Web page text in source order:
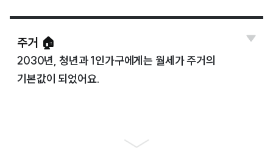
주거 🏠
2030년, 청년과 1인가구에게는 월세가 주거의
기본값이 되었어요.